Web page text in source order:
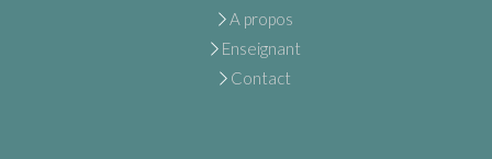
A propos
Enseignant
Contact